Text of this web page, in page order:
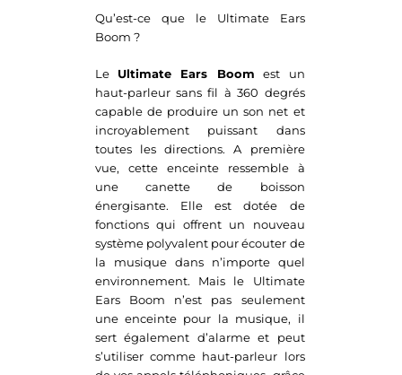
Qu’est-ce que le Ultimate Ears
Boom ?
Le Ultimate Ears Boom est un
haut-parleur sans fil à 360 degrés
capable de produire un son net et
incroyablement puissant dans
toutes les directions. A première
vue, cette enceinte ressemble à
une canette de boisson
énergisante. Elle est dotée de
fonctions qui offrent un nouveau
système polyvalent pour écouter de
la musique dans n’importe quel
environnement. Mais le Ultimate
Ears Boom n’est pas seulement
une enceinte pour la musique, il
sert également d’alarme et peut
s’utiliser comme haut-parleur lors